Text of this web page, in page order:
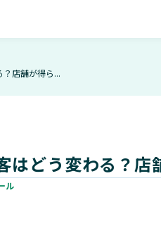
？店舗が得ら...
はどう変わる？
ル